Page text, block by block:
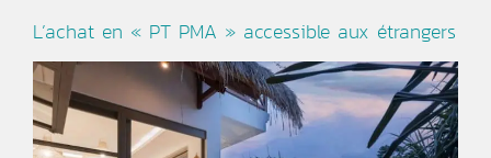
L’achat en « PT PMA » accessible aux étrangers